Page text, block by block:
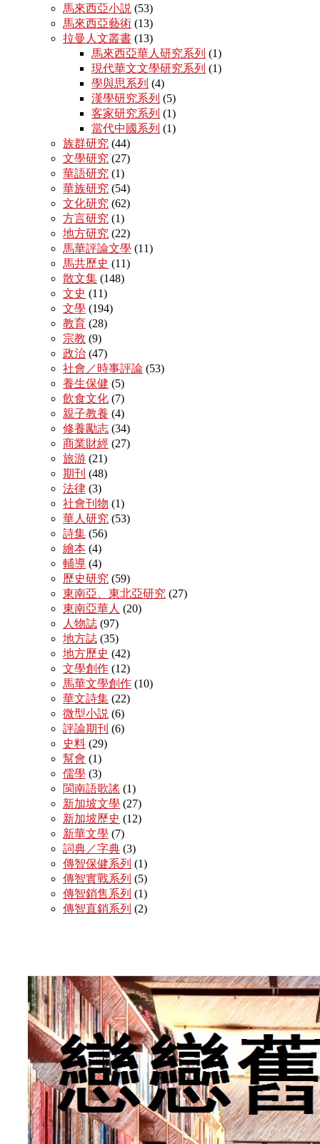
馬來西亞小説 (53)
馬來西亞藝術 (13)
拉曼人文叢書 (13)
馬來西亞華人研究系列 (1)
現代華文文學研究系列 (1)
學與思系列 (4)
漢學研究系列 (5)
客家研究系列 (1)
當代中國系列 (1)
族群研究 (44)
文學研究 (27)
華語研究 (1)
華族研究 (54)
文化研究 (62)
方言研究 (1)
地方研究 (22)
馬華評論文學 (11)
馬共歷史 (11)
散文集 (148)
文史 (11)
文學 (194)
教育 (28)
宗教 (9)
政治 (47)
社會／時事評論 (53)
養生保健 (5)
飲食文化 (7)
親子教養 (4)
修養勵志 (34)
商業財經 (27)
旅游 (21)
期刊 (48)
法律 (3)
社會刊物 (1)
華人研究 (53)
詩集 (56)
繪本 (4)
輔導 (4)
歷史研究 (59)
東南亞、東北亞研究 (27)
東南亞華人 (20)
人物誌 (97)
地方誌 (35)
地方歷史 (42)
文學創作 (12)
馬華文學創作 (10)
華文詩集 (22)
微型小説 (6)
評論期刊 (6)
史料 (29)
幫會 (1)
儒學 (3)
閩南語歌謠 (1)
新加坡文學 (27)
新加坡歷史 (12)
新華文學 (7)
詞典／字典 (3)
傳智保健系列 (1)
傳智實戰系列 (5)
傳智銷售系列 (1)
傳智直銷系列 (2)